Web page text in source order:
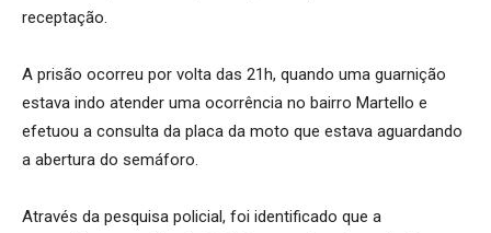
receptação.
A prisão ocorreu por volta das 21h, quando uma guarnição
estava indo atender uma ocorrência no bairro Martello e
efetuou a consulta da placa da moto que estava aguardando
a abertura do semáforo.
Através da pesquisa policial, foi identificado que a